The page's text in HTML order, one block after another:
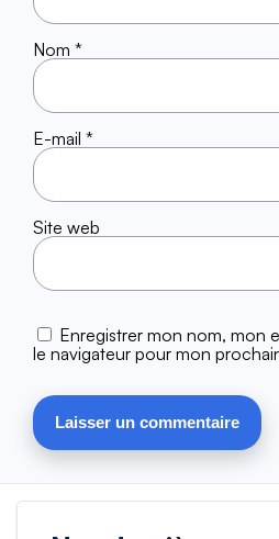
Nom *
E-mail *
Site web
Enregistrer mon nom, mon
le navigateur pour mon